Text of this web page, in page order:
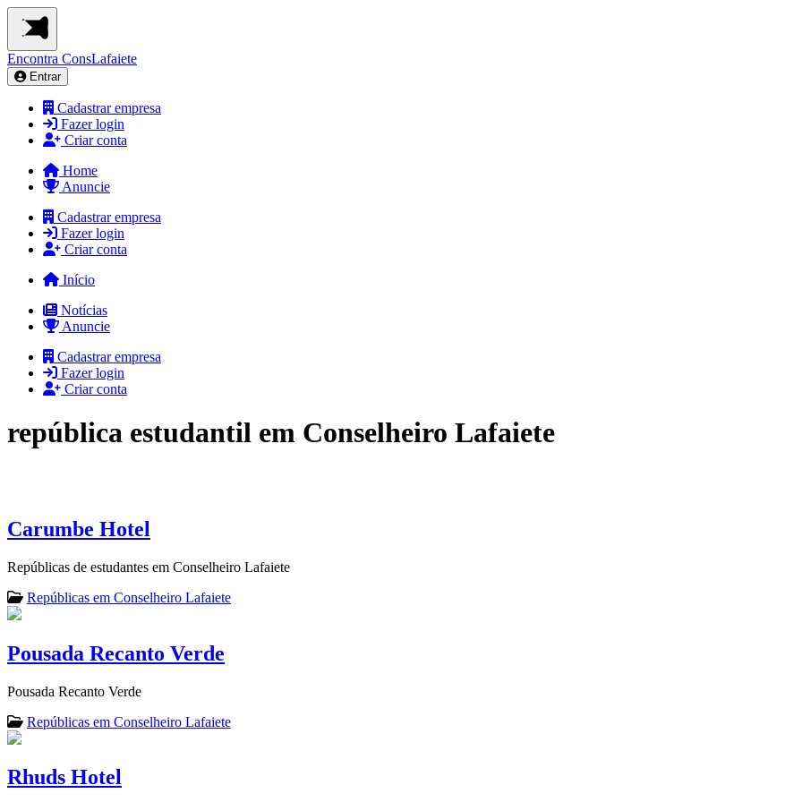
Encontra ConsLafaiete
Entrar
Cadastrar empresa
Fazer login
Criar conta
Home
Anuncie
Cadastrar empresa
Fazer login
Criar conta
Início
Notícias
Anuncie
Cadastrar empresa
Fazer login
Criar conta
república estudantil em Conselheiro Lafaiete
Carumbe Hotel
Repúblicas de estudantes em Conselheiro Lafaiete
Repúblicas em Conselheiro Lafaiete
Pousada Recanto Verde
Pousada Recanto Verde
Repúblicas em Conselheiro Lafaiete
Rhuds Hotel